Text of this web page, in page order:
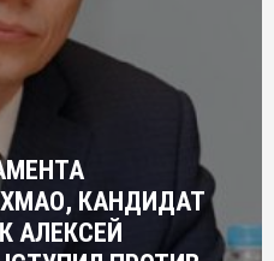
КАНДИДАТ
АЛЕКСЕЙ